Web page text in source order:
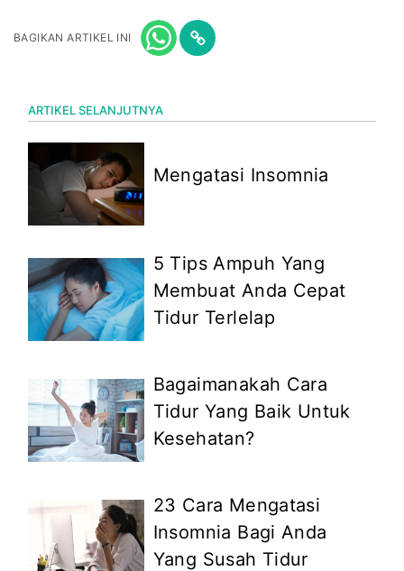
BAGIKAN ARTIKEL INI
ARTIKEL SELANJUTNYA
Mengatasi Insomnia
5 Tips Ampuh Yang
Membuat Anda Cepat
Tidur Terlelap
Bagaimanakah Cara
Tidur Yang Baik Untuk
Kesehatan?
23 Cara Mengatasi
Insomnia Bagi Anda
Yang Susah Tidur